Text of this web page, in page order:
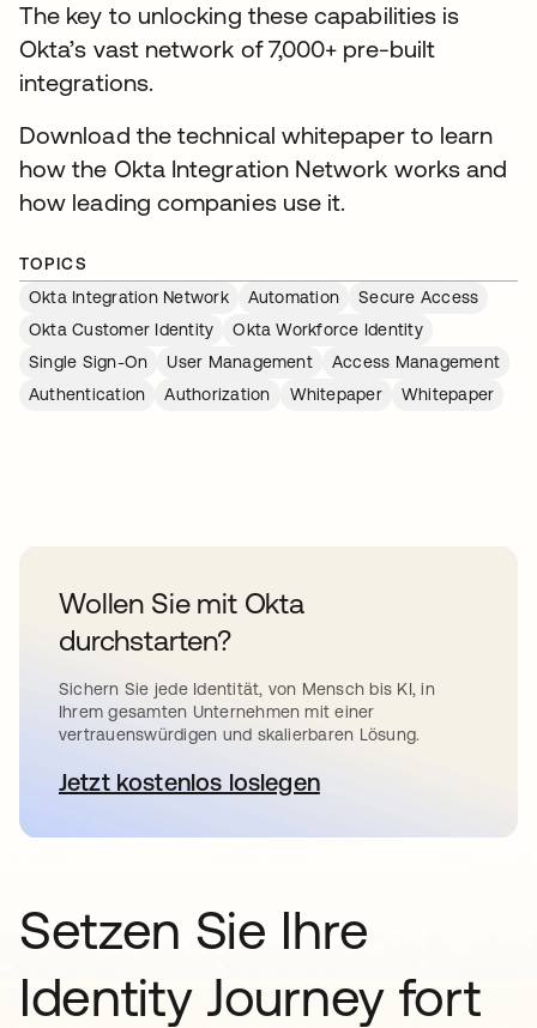
The key to unlocking these capabilities is
Okta’s vast network of 7,000+ pre-built
integrations.
Download the technical whitepaper to learn
how the Okta Integration Network works and
how leading companies use it.
TOPICS
Okta Integration Network
Automation
Secure Access
Okta Customer Identity
Okta Workforce Identity
Single Sign-On
User Management
Access Management
Authentication
Authorization Whitepaper Whitepaper
Wollen Sie mit Okta
durchstarten?
Sichern Sie jede Identität, von Mensch bis KI, in
Ihrem gesamten Unternehmen mit einer
vertrauenswürdigen und skalierbaren Lösung.
Jetzt kostenlos loslegen
wird in einer neuen
Setzen Sie Ihre
Identity Journey fort